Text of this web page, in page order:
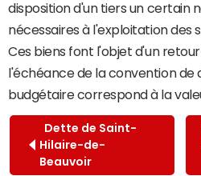
disposition d'un tiers un certain
nécessaires à l'exploitation des
Ces biens font l'objet d'un
l'échéance de la convention de
budgétaire correspond à la
Dette de Saint-
Hilaire-de-
Beauvoir